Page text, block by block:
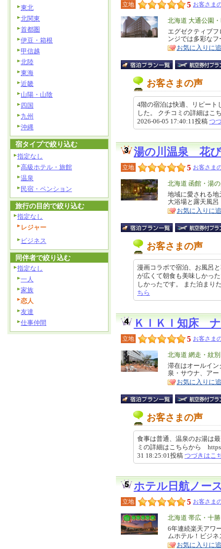
立地 5 お客さま
エ
リ
ア
北海道 大通公園
特
徴
エグゼクティブフ
ンジでは多彩な
お気に入りに
お客さまの声
4階の宿泊は快適、リピート
した。 クチコミの詳細は
2026-06-05 17:40:11投稿 つ
湯の川温泉 花
立地 5 お客さま
エ
リ
ア
北海道 函館・湯
特
徴
地域に愛される
大浴場と露天風呂
お気に入りに
お客さまの声
漫画コラボで宿泊、お風呂
が広くて朝食も美味しかっ
しかったです。 また泊ま
ちら
ＫＩＫＩ知床
立地 5 お客さま
エ
リ
ア
北海道 網走・紋
特
徴
滞在はオールイ
泉・サウナ、ア
お気に入りに
お客さまの声
食事は普通、温泉のお湯は
ミの詳細はこちらから
31 18:25:01投稿 つづきはこ
ホテル日航ノー
立地 5 お客さま
エ
リ
ア
北海道 帯広・十勝
特
徴
6年連続楽天アワ
ムホテル！ビジ
お気に入りに
東北
北関東
首都圏
伊豆・箱根
甲信越
北陸
東海
近畿
山陽・山陰
四国
九州
沖縄
宿タイプで絞り込む
指定なし
高級ホテル・旅館
温泉
民宿・ペンション
旅行の目的で絞り込む
指定なし
レジャー
ビジネス
同伴者で絞り込む
指定なし
一人
家族
恋人
友達
仕事仲間